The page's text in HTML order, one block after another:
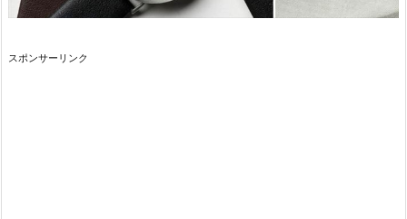
スポンサーリンク